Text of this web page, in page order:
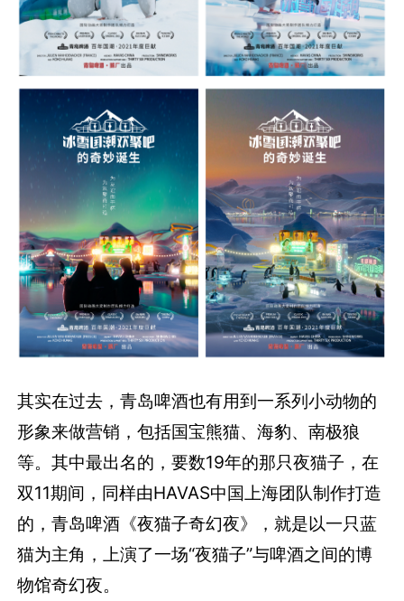
其实在过去，青岛啤酒也有用到一系列小动物的
形象来做营销，包括国宝熊猫、海豹、南极狼
等。其中最出名的，要数19年的那只夜猫子，在
双11期间，同样由HAVAS中国上海团队制作打造
的，青岛啤酒《夜猫子奇幻夜》，就是以一只蓝
猫为主角，上演了一场“夜猫子”与啤酒之间的博
物馆奇幻夜。